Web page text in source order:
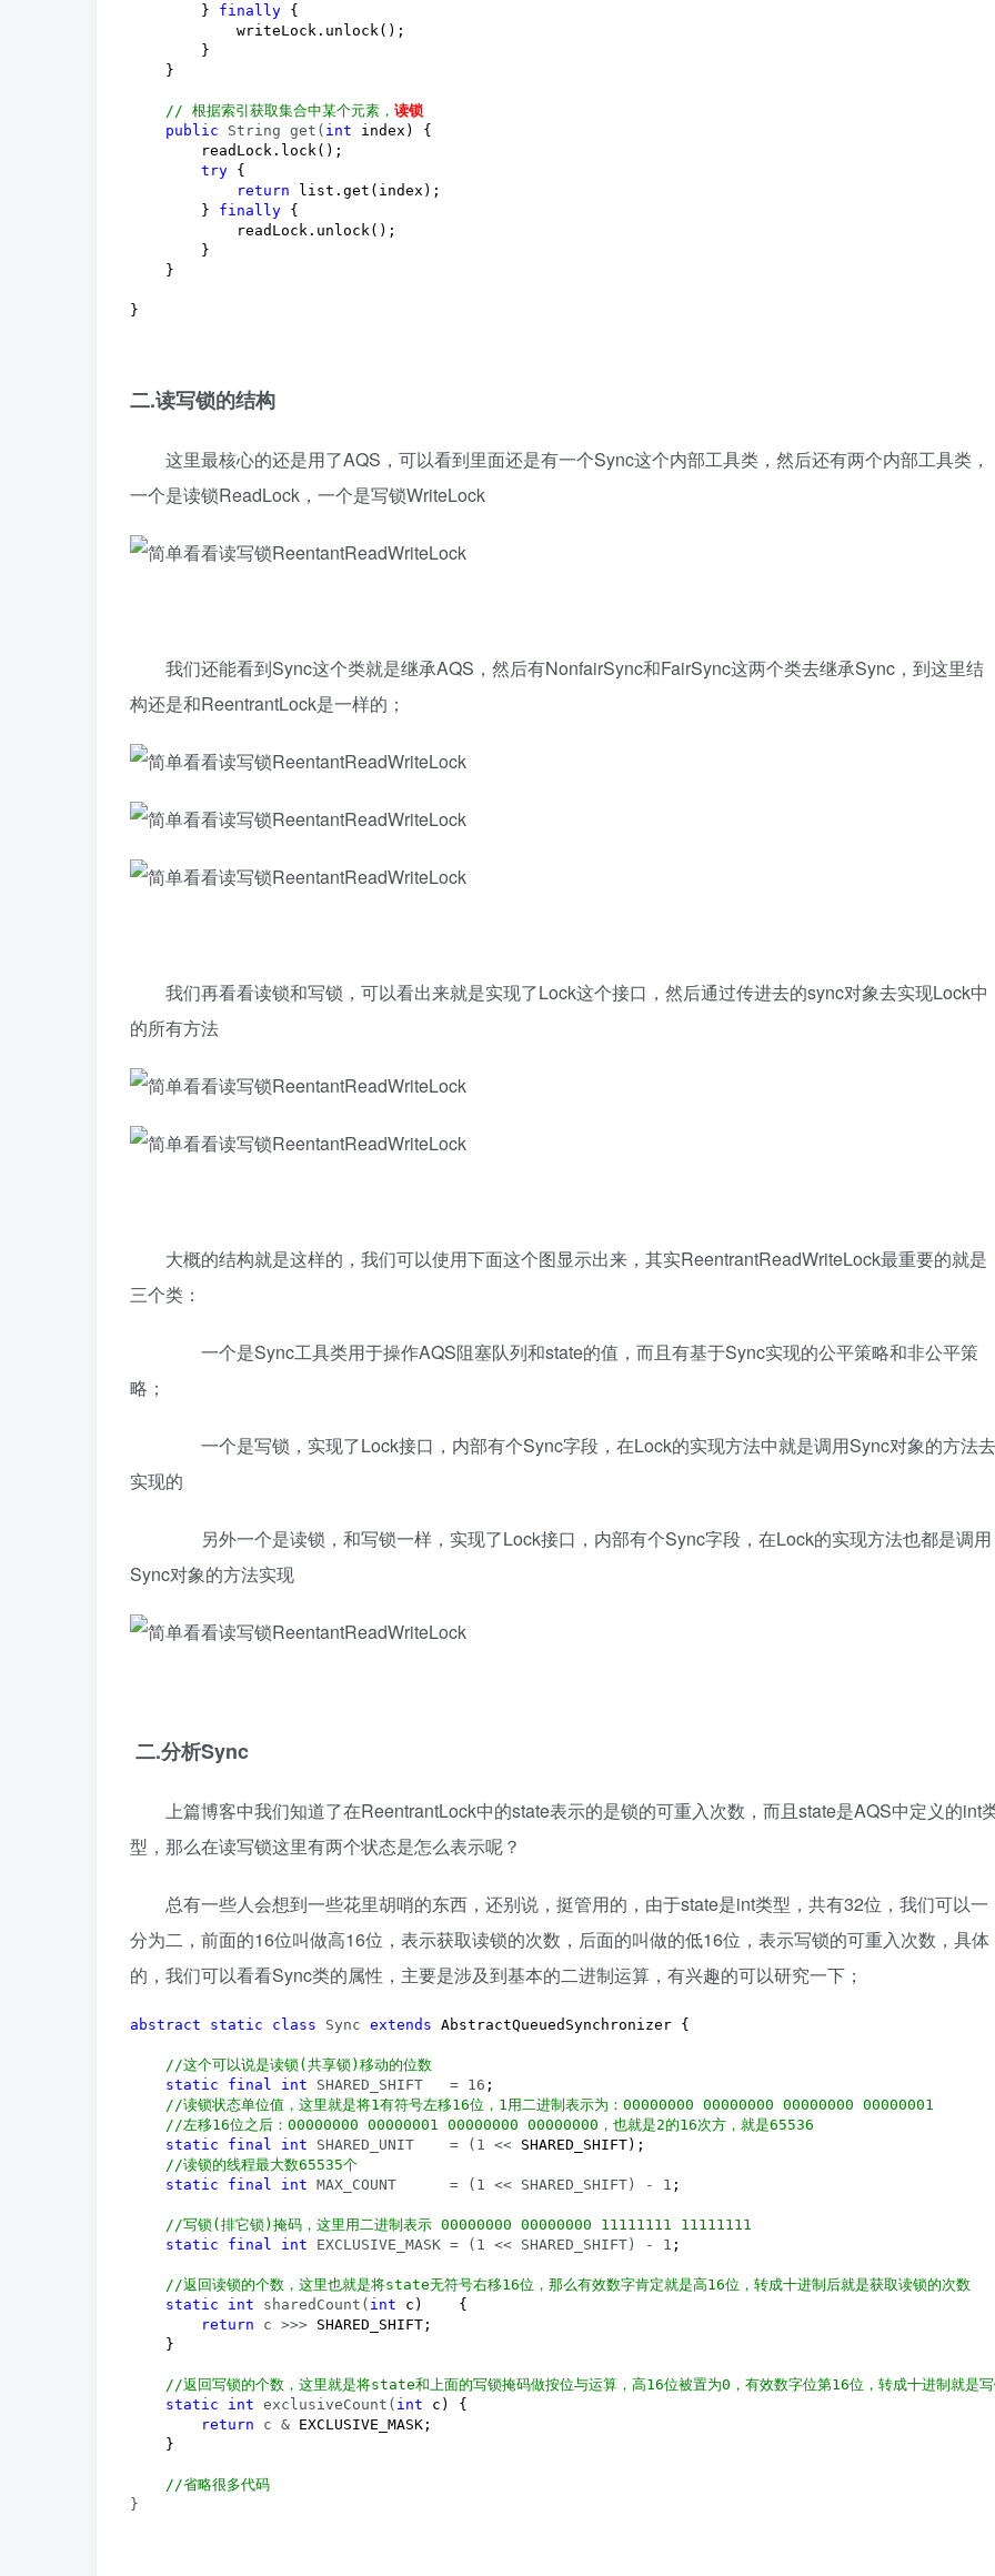
        }
finally {
            writeLock.unlock();
        }
    }
// 根据索引获取集合中某个元素， 读锁
public String get( int index) {
        readLock.lock();
try {
return list.get(index);
        }
finally {
            readLock.unlock();
        }
    }
}
二.读写锁的结构
这里最核心的还是用了AQS，可以看到里面还是有一个Sync这个内部工具类，然后还有两个内部工具类，
一个是读锁ReadLock，一个是写锁WriteLock
我们还能看到Sync这个类就是继承AQS，然后有NonfairSync和FairSync这两个类去继承Sync，到这里结
构还是和ReentrantLock是一样的；
我们再看看读锁和写锁，可以看出来就是实现了Lock这个接口，然后通过传进去的sync对象去实现Lock中
的所有方法
大概的结构就是这样的，我们可以使用下面这个图显示出来，其实ReentrantReadWriteLock最重要的就是
三个类：
一个是Sync工具类用于操作AQS阻塞队列和state的值，而且有基于Sync实现的公平策略和非公平策
略；
一个是写锁，实现了Lock接口，内部有个Sync字段，在Lock的实现方法中就是调用Sync对象的方法去
实现的
另外一个是读锁，和写锁一样，实现了Lock接口，内部有个Sync字段，在Lock的实现方法也都是调用
Sync对象的方法实现
二.分析Sync
上篇博客中我们知道了在ReentrantLock中的state表示的是锁的可重入次数，而且state是AQS中定义的int
型，那么在读写锁这里有两个状态是怎么表示呢？
总有一些人会想到一些花里胡哨的东西，还别说，挺管用的，由于state是int类型，共有32位，我们可以一
分为二，前面的16位叫做高16位，表示获取读锁的次数，后面的叫做的低16位，表示写锁的可重入次数，具体
的，我们可以看看Sync类的属性，主要是涉及到基本的二进制运算，有兴趣的可以研究一下；
abstract static class Sync extends AbstractQueuedSynchronizer {
//这个可以说是读锁(共享锁)移动的位数
static
final int SHARED_SHIFT   = 16 ;
//读锁状态单位值，这里就是将1有符号左移16位，1用二进制表示为：00000000 00000000 00000000 00000001
//左移16位之后：00000000 00000001 00000000 00000000，也就是2的16次方，就是65536
static
final int SHARED_UNIT    = (1 << SHARED_SHIFT);
//读锁的线程最大数65535个
static
final int MAX_COUNT      = (1 << SHARED_SHIFT) - 1 ;
//写锁(排它锁)掩码，这里用二进制表示 00000000 00000000 11111111 11111111
static
final int EXCLUSIVE_MASK = (1 << SHARED_SHIFT) - 1 ;
//返回读锁的个数，这里也就是将state无符号右移16位，那么有效数字肯定就是高16位，转成十进制后就是获取读锁的次数
static
int sharedCount( int c)    {
return c >>> SHARED_SHIFT;
    }
//返回写锁的个数，这里就是将state和上面的写锁掩码做按位与运算，高16位被置为0，有效数字位第16位，转成十进制就是
static
int exclusiveCount( int c) {
return c & EXCLUSIVE_MASK;
    }
//省略很多代码
}